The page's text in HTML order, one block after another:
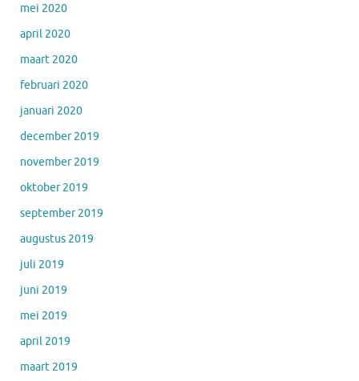
mei 2020
april 2020
maart 2020
februari 2020
januari 2020
december 2019
november 2019
oktober 2019
september 2019
augustus 2019
juli 2019
juni 2019
mei 2019
april 2019
maart 2019